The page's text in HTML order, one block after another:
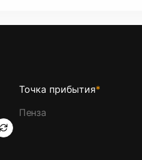
Точка прибытия*